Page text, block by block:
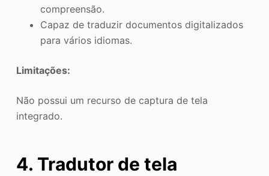
compreensão.
Capaz de traduzir documentos digitalizados
para vários idiomas.
Limitações:
Não possui um recurso de captura de tela
integrado.
4. Tradutor de tela